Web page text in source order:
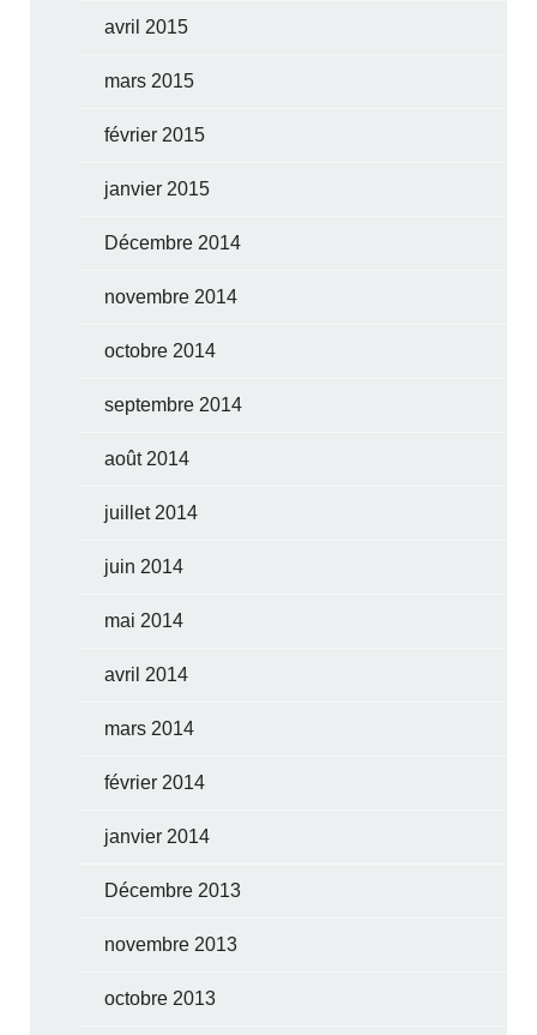
avril 2015
mars 2015
février 2015
janvier 2015
Décembre 2014
novembre 2014
octobre 2014
septembre 2014
août 2014
juillet 2014
juin 2014
mai 2014
avril 2014
mars 2014
février 2014
janvier 2014
Décembre 2013
novembre 2013
octobre 2013